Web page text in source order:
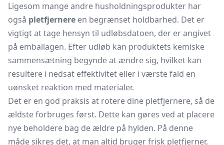
Ligesom mange andre husholdningsprodukter har
også pletfjernere en begrænset holdbarhed. Det er
vigtigt at tage hensyn til udløbsdatoen, der er angivet
på emballagen. Efter udløb kan produktets kemiske
sammensætning begynde at ændre sig, hvilket kan
resultere i nedsat effektivitet eller i værste fald en
uønsket reaktion med materialer.
Det er en god praksis at rotere dine pletfjernere, så de
ældste forbruges først. Dette kan gøres ved at placere
nye beholdere bag de ældre på hylden. På denne
måde sikres det, at man altid bruger frisk pletfjerner,